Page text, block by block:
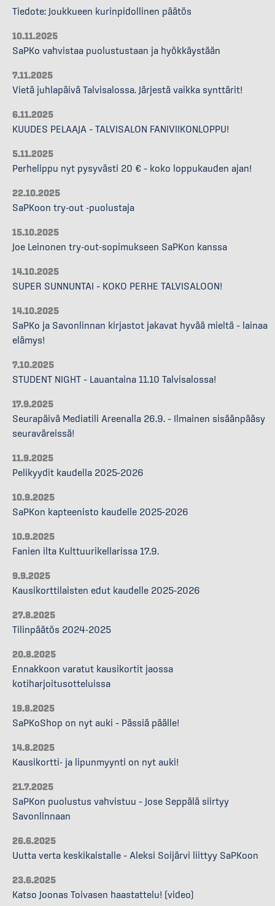
Tiedote: Joukkueen kurinpidollinen päätös
10.11.2025
SaPKo vahvistaa puolustustaan ja hyökkäystään
7.11.2025
Vietä juhlapäivä Talvisalossa. Järjestä vaikka synttärit!
6.11.2025
KUUDES PELAAJA – TALVISALON FANIVIIKONLOPPU!
5.11.2025
Perhelippu nyt pysyvästi 20 € – koko loppukauden ajan!
22.10.2025
SaPKoon try-out -puolustaja
15.10.2025
Joe Leinonen try-out-sopimukseen SaPKon kanssa
14.10.2025
SUPER SUNNUNTAI – KOKO PERHE TALVISALOON!
14.10.2025
SaPKo ja Savonlinnan kirjastot jakavat hyvää mieltä – lainaa
elämys!
7.10.2025
STUDENT NIGHT – Lauantaina 11.10 Talvisalossa!
17.9.2025
Seurapäivä Mediatili Areenalla 26.9. – Ilmainen sisäänpääsy
seuraväreissä!
11.9.2025
Pelikyydit kaudella 2025–2026
10.9.2025
SaPKon kapteenisto kaudelle 2025–2026
10.9.2025
Fanien ilta Kulttuurikellarissa 17.9.
9.9.2025
Kausikorttilaisten edut kaudelle 2025–2026
27.8.2025
Tilinpäätös 2024-2025
20.8.2025
Ennakkoon varatut kausikortit jaossa
kotiharjoitusotteluissa
19.8.2025
SaPKoShop on nyt auki – Pässiä päälle!
14.8.2025
Kausikortti- ja lipunmyynti on nyt auki!
21.7.2025
SaPKon puolustus vahvistuu – Jose Seppälä siirtyy
Savonlinnaan
26.6.2025
Uutta verta keskikaistalle – Aleksi Soijärvi liittyy SaPKoon
23.6.2025
Katso Joonas Toivasen haastattelu! (video)